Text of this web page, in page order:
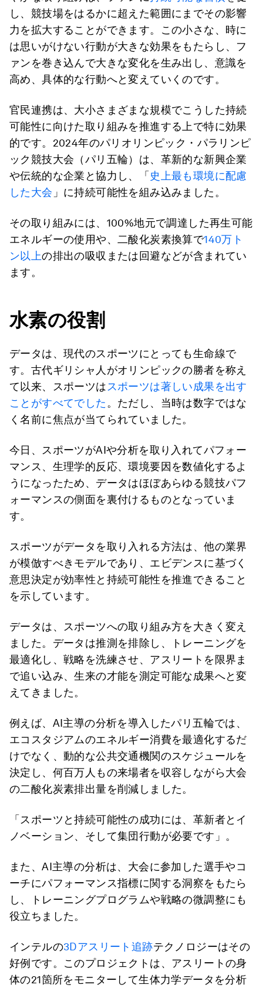
し、競技場をはるかに超えた範囲にまでその影響
力を拡大することができます。この小さな、時に
は思いがけない行動が大きな効果をもたらし、フ
ァンを巻き込んで大きな変化を生み出し、意識を
高め、具体的な行動へと変えていくのです。
官民連携は、大小さまざまな規模でこうした持続
可能性に向けた取り組みを推進する上で特に効果
的です。2024年のパリオリンピック・パラリンピ
ック競技大会（パリ五輪）は、革新的な新興企業
や伝統的な企業と協力し、「 史上最も環境に配慮
した大会 」に持続可能性を組み込みました。
その取り組みには、100%地元で調達した再生可能
エネルギーの使用や、二酸化炭素換算で140万ト
ン以上の排出の吸収または回避などが含まれてい
ます。
水素の役割
データは、現代のスポーツにとっても生命線で
す。古代ギリシャ人がオリンピックの勝者を称え
て以来、スポーツは スポーツは著しい成果を出す
ことがすべてでした 。ただし、当時は数字ではな
く名前に焦点が当てられていました。
今日、スポーツがAIや分析を取り入れてパフォー
マンス、生理学的反応、環境要因を数値化するよ
うになったため、データはほぼあらゆる競技パフ
ォーマンスの側面を裏付けるものとなっていま
す。
スポーツがデータを取り入れる方法は、他の業界
が模倣すべきモデルであり、エビデンスに基づく
意思決定が効率性と持続可能性を推進できること
を示しています。
データは、スポーツへの取り組み方を大きく変え
ました。データは推測を排除し、トレーニングを
最適化し、戦略を洗練させ、アスリートを限界ま
で追い込み、生来の才能を測定可能な成果へと変
えてきました。
例えば、AI主導の分析を導入したパリ五輪では、
エコスタジアムのエネルギー消費を最適化するだ
けでなく、動的な公共交通機関のスケジュールを
決定し、何百万人もの来場者を収容しながら大会
の二酸化炭素排出量を削減しました。
「スポーツと持続可能性の成功には、革新者とイ
ノベーション、そして集団行動が必要です」。
また、AI主導の分析は、大会に参加した選手やコ
ーチにパフォーマンス指標に関する洞察をもたら
し、トレーニングプログラムや戦略の微調整にも
役立ちました。
インテルの3Dアスリート追跡テクノロジーはその
好例です。このプロジェクトは、アスリートの身
体の21箇所をモニターして生体力学データを分析